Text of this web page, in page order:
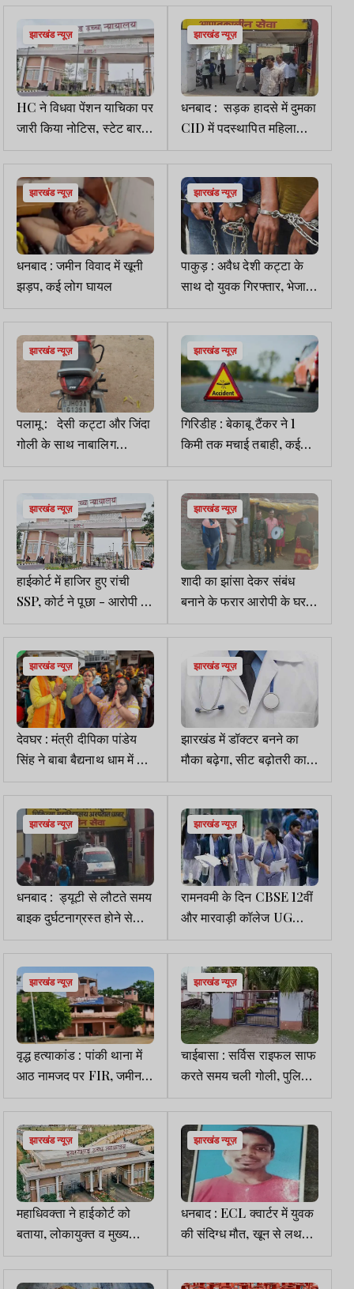
लिए मॉक ड्रिल
झारखंड न्यूज़
HC ने विधवा पेंशन याचिका पर
जारी किया नोटिस, स्टेट बार
काउंसिल ने किया समर्थन
झारखंड न्यूज़
धनबाद : सड़क हादसे में दुमका
CID में पदस्थापित महिला
ASI की मौत, पति घायल
झारखंड न्यूज़
धनबाद : जमीन विवाद में खूनी
झड़प, कई लोग घायल
झारखंड न्यूज़
पाकुड़ : अवैध देशी कट्टा के
साथ दो युवक गिरफ्तार, भेजा
गया जेल
झारखंड न्यूज़
पलामू : देसी कट्टा और जिंदा
गोली के साथ नाबालिग
गिरफ्तार
झारखंड न्यूज़
गिरिडीह : बेकाबू टैंकर ने 1
किमी तक मचाई तबाही, कई
वाहन चपेट में, कई लोग घायल
झारखंड न्यूज़
हाईकोर्ट में हाजिर हुए रांची
SSP, कोर्ट ने पूछा - आरोपी की
गिरफ्तारी अब तक क्यों नहीं
हुई?
झारखंड न्यूज़
शादी का झांसा देकर संबंध
बनाने के फरार आरोपी के घर
पर इश्तिहार चस्पा
झारखंड न्यूज़
देवघर : मंत्री दीपिका पांडेय
सिंह ने बाबा बैद्यनाथ धाम में की
पूजा-अर्चना
झारखंड न्यूज़
झारखंड में डॉक्टर बनने का
मौका बढ़ेगा, सीट बढ़ोतरी का
बड़ा प्रस्ताव केंद्र को भेजा
गया
झारखंड न्यूज़
धनबाद : ड्यूटी से लौटते समय
बाइक दुर्घटनाग्रस्त होने से
युवक की मौत
झारखंड न्यूज़
रामनवमी के दिन CBSE 12वीं
और मारवाड़ी कॉलेज UG
सेमेस्टर 7 की परीक्षा, छात्रों की
चिंता बढ़ी
झारखंड न्यूज़
वृद्ध हत्याकांड : पांकी थाना में
आठ नामजद पर FIR, जमीन
विवाद व अंधविश्वास एंगल की
जांच तेज
झारखंड न्यूज़
चाईबासा : सर्विस राइफल साफ
करते समय चली गोली, पुलिस
जवान की मौत
झारखंड न्यूज़
महाधिवक्ता ने हाईकोर्ट को
बताया, लोकायुक्त व मुख्य
सूचना आयुक्त नियुक्ति पर 25
मार्च को होगी बैठक
झारखंड न्यूज़
धनबाद : ECL क्वार्टर में युवक
की संदिग्ध मौत, खून से लथपथ
मिला शव, हत्या की आशंका